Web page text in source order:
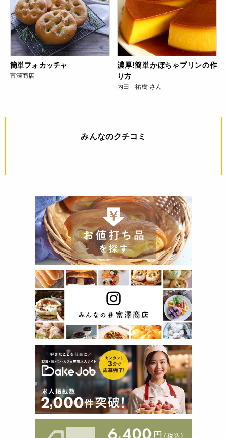
簡単フォカッチャ
富澤商店
濃厚!簡単かぼちゃプリンの作
り方
内田 祐樹 さん
みんなのクチコミ